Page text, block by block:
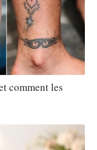
comment les